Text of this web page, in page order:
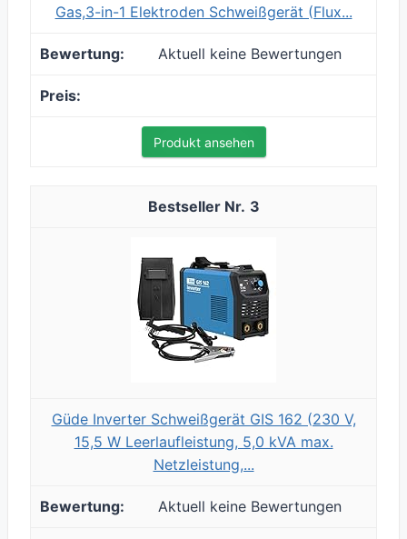
Gas,3-in-1 Elektroden Schweißgerät (Flux...
Aktuell keine Bewertungen
Produkt ansehen
3
Güde Inverter Schweißgerät GIS 162 (230 V,
15,5 W Leerlaufleistung, 5,0 kVA max.
Netzleistung,...
Aktuell keine Bewertungen